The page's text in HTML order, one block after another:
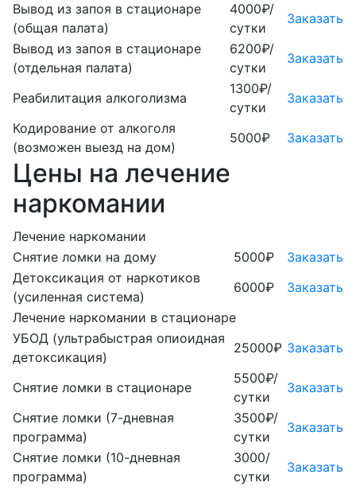
Вывод из запоя в стационаре
(общая палата)
4000₽/
сутки
Заказать
Вывод из запоя в стационаре
(отдельная палата)
6200₽/
сутки
Заказать
Реабилитация алкоголизма
1300₽/
сутки
Заказать
Кодирование от алкоголя
(возможен выезд на дом)
5000₽ Заказать
Цены на лечение
наркомании
Лечение наркомании
Снятие ломки на дому
5000₽
Заказать
Детоксикация от наркотиков
(усиленная система)
6000₽
Заказать
Лечение наркомании в стационаре
УБОД (ультрабыстрая опиоидная
детоксикация)
25000₽ Заказать
Снятие ломки в стационаре
5500₽/
сутки
Заказать
Снятие ломки (7-дневная
программа)
3500₽/
сутки
Заказать
Снятие ломки (10-дневная
программа)
3000/
сутки
Заказать